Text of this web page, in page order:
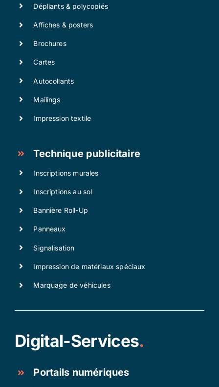
Dépliants & polycopiés
Affiches & posters
Brochures
Cartes
Autocollants
Mailings
Impression textile
Technique publicitaire
Inscriptions murales
Inscriptions au sol
Bannière Roll-Up
Panneaux
Signalisation
Impression de matériaux spéciaux
Marquage de véhicules
Digital-Services.
Portails numériques